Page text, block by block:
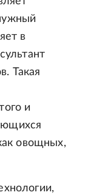
в
Такая
и
овощных,